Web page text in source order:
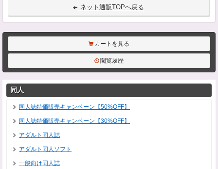
ネット通販TOPへ戻る
カートを見る
閲覧履歴
同人
同人誌特価販売キャンペーン【50%OFF】
同人誌特価販売キャンペーン【30%OFF】
アダルト同人誌
アダルト同人ソフト
一般向け同人誌